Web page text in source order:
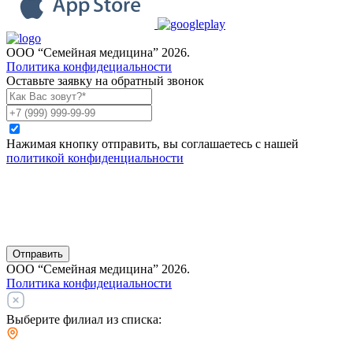
ООО “Семейная медицина” 2026.
Политика конфидециальности
Оставьте заявку на обратный звонок
Нажимая кнопку отправить, вы соглашаетесь с нашей
политикой конфиденциальности
Отправить
ООО “Семейная медицина” 2026.
Политика конфидециальности
Выберите филиал из списка: